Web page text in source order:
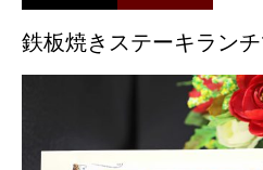
鉄板焼きステーキラン